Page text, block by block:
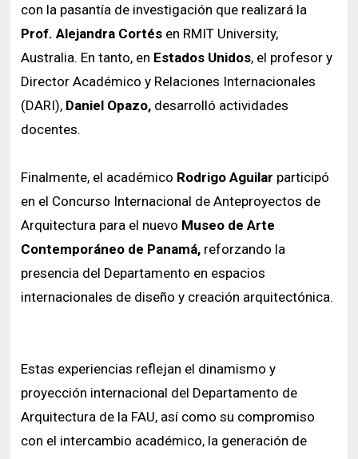
con la pasantía de investigación que realizará la
Prof. Alejandra Cortés en RMIT University,
Australia. En tanto, en Estados Unidos, el profesor y
Director Académico y Relaciones Internacionales
(DARI), Daniel Opazo, desarrolló actividades
docentes.
Finalmente, el académico Rodrigo Aguilar participó
en el Concurso Internacional de Anteproyectos de
Arquitectura para el nuevo Museo de Arte
Contemporáneo de Panamá, reforzando la
presencia del Departamento en espacios
internacionales de diseño y creación arquitectónica.
Estas experiencias reflejan el dinamismo y
proyección internacional del Departamento de
Arquitectura de la FAU, así como su compromiso
con el intercambio académico, la generación de